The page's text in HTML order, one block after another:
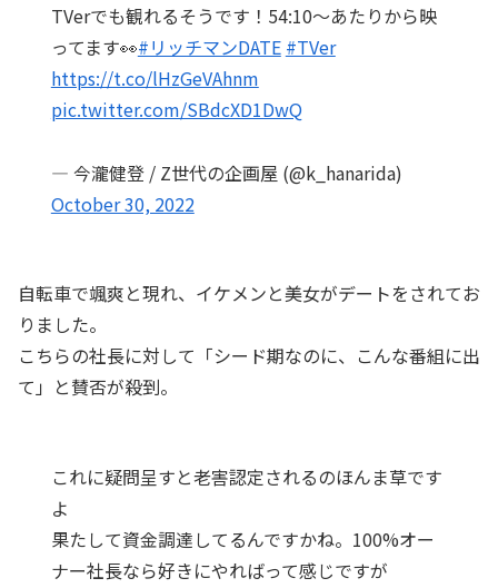
TVerでも観れるそうです！54:10〜あたりから映
ってます👀#リッチマンDATE #TVer
https://t.co/lHzGeVAhnm
pic.twitter.com/SBdcXD1DwQ
— 今瀧健登 / Z世代の企画屋 (@k_hanarida)
October 30, 2022
自転車で颯爽と現れ、イケメンと美女がデートをされてお
りました。
こちらの社長に対して「シード期なのに、こんな番組に出
て」と賛否が殺到。
これに疑問呈すと老害認定されるのほんま草です
よ
果たして資金調達してるんですかね。100%オー
ナー社長なら好きにやればって感じですが